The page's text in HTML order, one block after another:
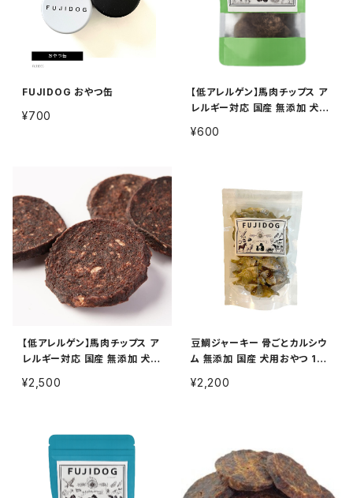
FUJIDOG おやつ缶
¥700
【低アレルゲン】馬肉チップス ア
レルギー対応 国産 無添加 犬用
¥600
【低アレルゲン】馬肉チップス ア
レルギー対応 国産 無添加 犬用
¥2,500
豆鯛ジャーキー 骨ごとカルシウ
ム 無添加 国産 犬用おやつ 10
¥2,200